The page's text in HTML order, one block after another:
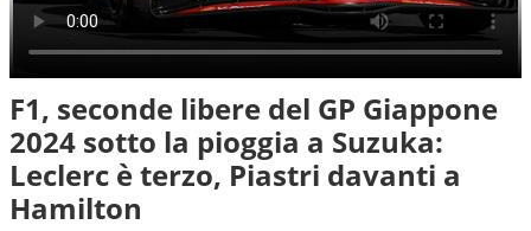
F1, seconde libere del GP Giappone
2024 sotto la pioggia a Suzuka:
Leclerc è terzo, Piastri davanti a
Hamilton